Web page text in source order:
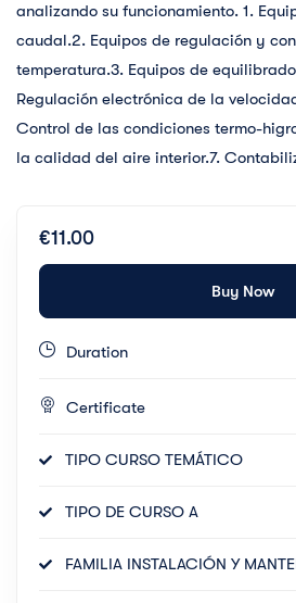
analizando su funcionamiento. 1.
caudal.2. Equipos de regulación y
temperatura.3. Equipos de
Regulación electrónica de la
Control de las condiciones termo-
la calidad del aire interior.7.
€11.00
Buy Now
Duration
Certificate
TIPO CURSO TEMÁTICO
TIPO DE CURSO A
FAMILIA INSTALACIÓN Y